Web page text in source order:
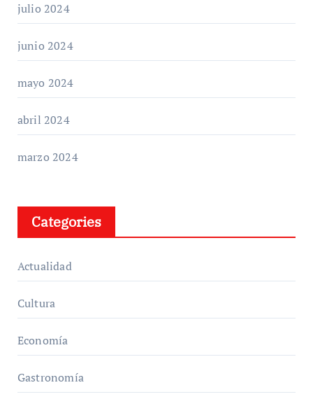
julio 2024
junio 2024
mayo 2024
abril 2024
marzo 2024
Categories
Actualidad
Cultura
Economía
Gastronomía